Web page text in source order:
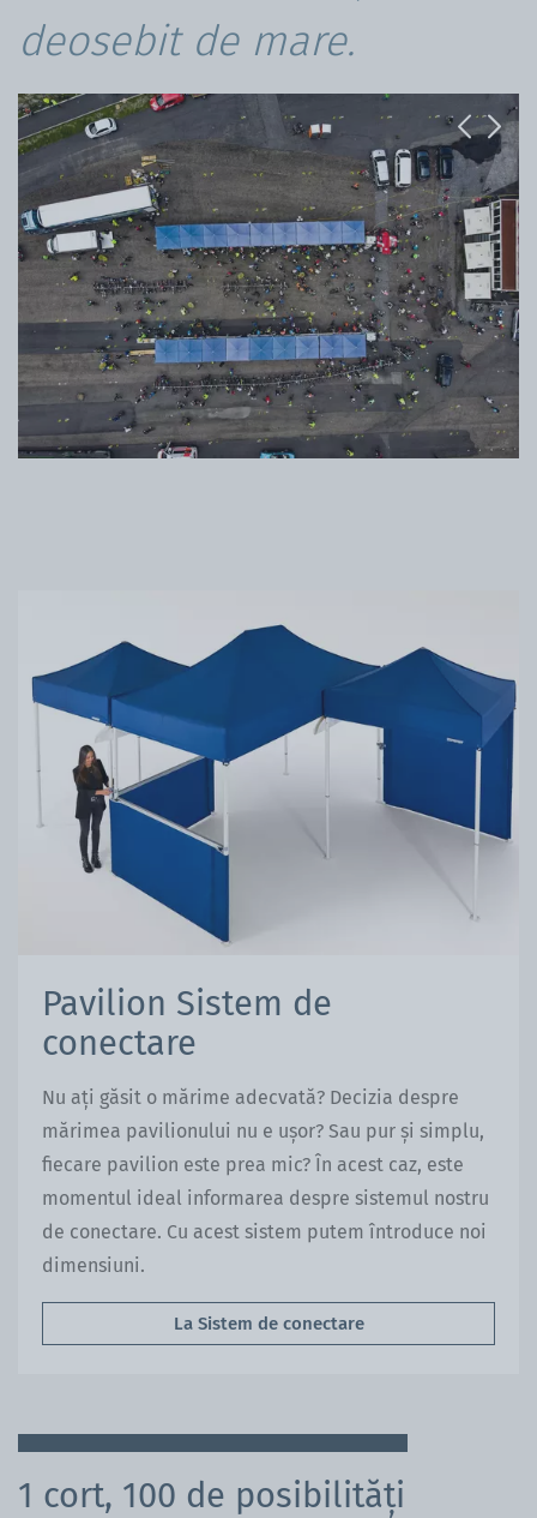
deosebit de mare.
Previous
Next
Pavilion Sistem de
conectare
Nu ați găsit o mărime adecvată? Decizia despre
mărimea pavilionului nu e ușor? Sau pur și simplu,
fiecare pavilion este prea mic? În acest caz, este
momentul ideal informarea despre sistemul nostru
de conectare. Cu acest sistem putem întroduce noi
dimensiuni.
La Sistem de conectare
1 cort, 100 de posibilități